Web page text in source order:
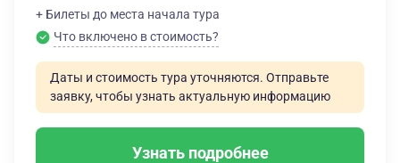
+ Билеты до места начала тура
Что включено в стоимость?
Даты и стоимость тура уточняются. Отправьте
заявку, чтобы узнать актуальную информацию
Узнать подробнее